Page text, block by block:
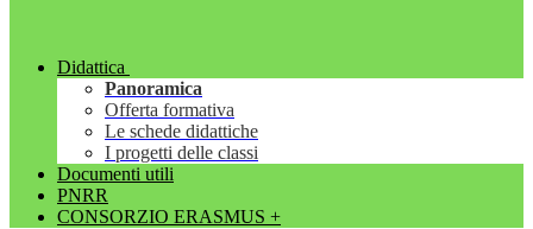
Didattica
Panoramica
Offerta formativa
Le schede didattiche
I progetti delle classi
Documenti utili
PNRR
CONSORZIO ERASMUS +